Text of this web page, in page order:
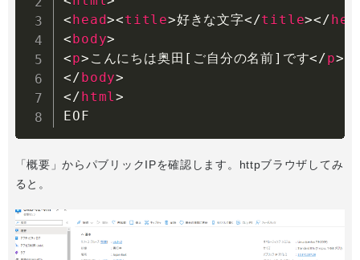
<head><title>好きな文字</title></
<body>
<p> こんにちは奥田[ご自分の名前]です</p>
</body>
</html>
EOF
「概要」からパブリックIPを確認します。httpブラウザしてみ
ると。